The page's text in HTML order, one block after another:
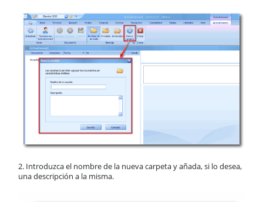
2. Introduzca el nombre de la nueva carpeta y añada, si lo desea,
una descripción a la misma.